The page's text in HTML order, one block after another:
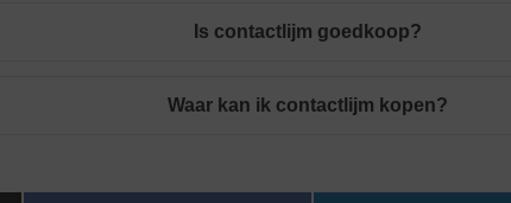
Is contactlijm goedkoop?
Waar kan ik contactlijm kopen?